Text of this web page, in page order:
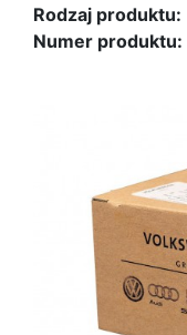
Rodzaj produktu:
Numer produktu: